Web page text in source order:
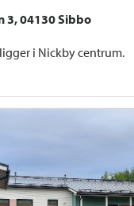
3, 04130 Sibbo
i Nickby centrum.